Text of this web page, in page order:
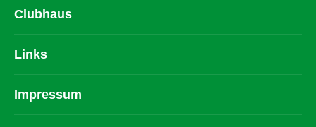
Clubhaus
Links
Impressum